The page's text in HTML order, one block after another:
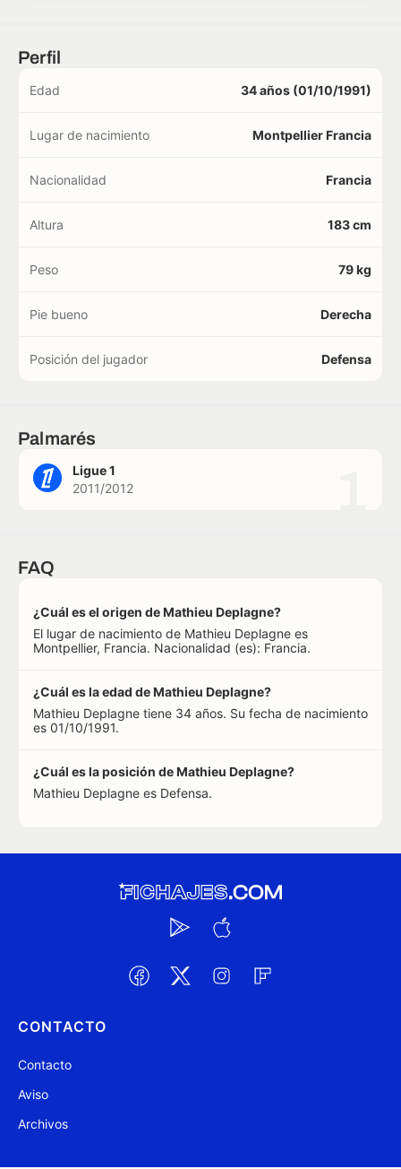
Perfil
Edad 34 años (01/10/1991)
Lugar de nacimiento Montpellier Francia
Nacionalidad Francia
Altura 183 cm
Peso 79 kg
Pie bueno Derecha
Posición del jugador Defensa
Palmarés
Ligue 1
2011/2012
FAQ
¿Cuál es el origen de Mathieu Deplagne?
El lugar de nacimiento de Mathieu Deplagne es
Montpellier, Francia. Nacionalidad (es): Francia.
¿Cuál es la edad de Mathieu Deplagne?
Mathieu Deplagne tiene 34 años. Su fecha de nacimiento
es 01/10/1991.
¿Cuál es la posición de Mathieu Deplagne?
Mathieu Deplagne es Defensa.
CONTACTO
Contacto
Aviso
Archivos